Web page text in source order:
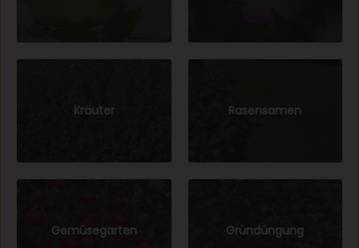
Kräuter Rasensamen
Gemüsegarten Gründüngung